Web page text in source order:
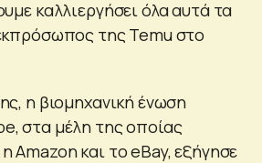
καλλιεργήσει όλα αυτά τα
της Temu στο
η βιομηχανική ένωση
στα μέλη της οποίας
Amazon και το eBay, εξήγησε